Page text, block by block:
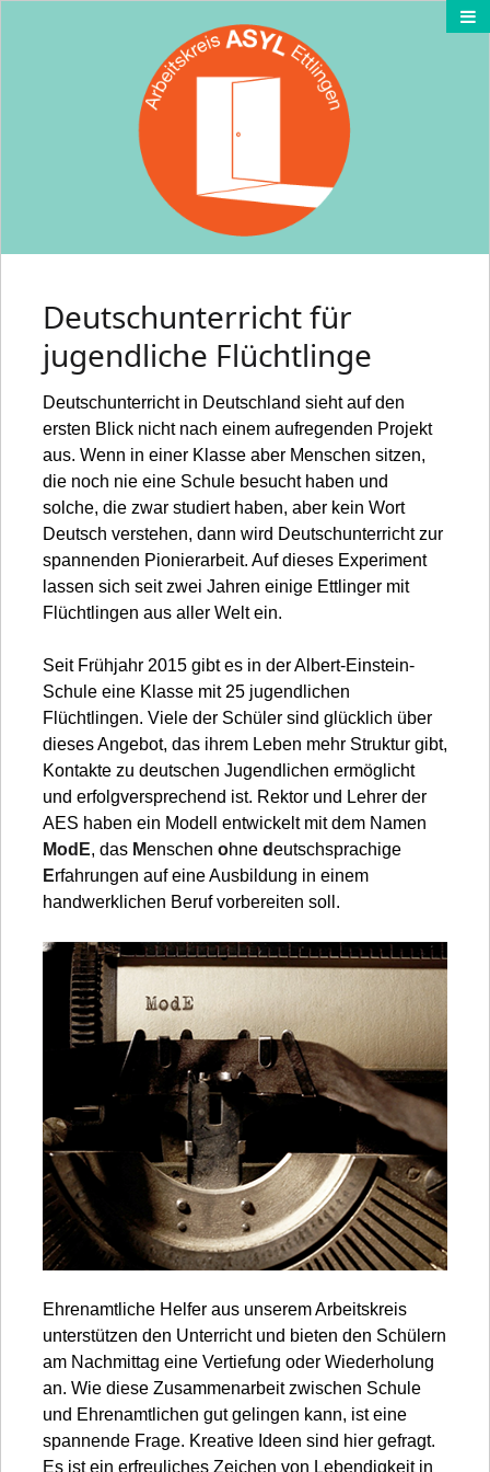
Deutschunterricht für
jugendliche Flüchtlinge
Deutschunterricht in Deutschland sieht auf den
ersten Blick nicht nach einem aufregenden Projekt
aus. Wenn in einer Klasse aber Menschen sitzen,
die noch nie eine Schule besucht haben und
solche, die zwar studiert haben, aber kein Wort
Deutsch verstehen, dann wird Deutschunterricht zur
spannenden Pionierarbeit. Auf dieses Experiment
lassen sich seit zwei Jahren einige Ettlinger mit
Flüchtlingen aus aller Welt ein.
Seit Frühjahr 2015 gibt es in der Albert-Einstein-
Schule eine Klasse mit 25 jugendlichen
Flüchtlingen. Viele der Schüler sind glücklich über
dieses Angebot, das ihrem Leben mehr Struktur gibt,
Kontakte zu deutschen Jugendlichen ermöglicht
und erfolgversprechend ist. Rektor und Lehrer der
AES haben ein Modell entwickelt mit dem Namen
ModE, das Menschen ohne deutschsprachige
Erfahrungen auf eine Ausbildung in einem
handwerklichen Beruf vorbereiten soll.
Ehrenamtliche Helfer aus unserem Arbeitskreis
unterstützen den Unterricht und bieten den Schülern
am Nachmittag eine Vertiefung oder Wiederholung
an. Wie diese Zusammenarbeit zwischen Schule
und Ehrenamtlichen gut gelingen kann, ist eine
spannende Frage. Kreative Ideen sind hier gefragt.
Es ist ein erfreuliches Zeichen von Lebendigkeit in